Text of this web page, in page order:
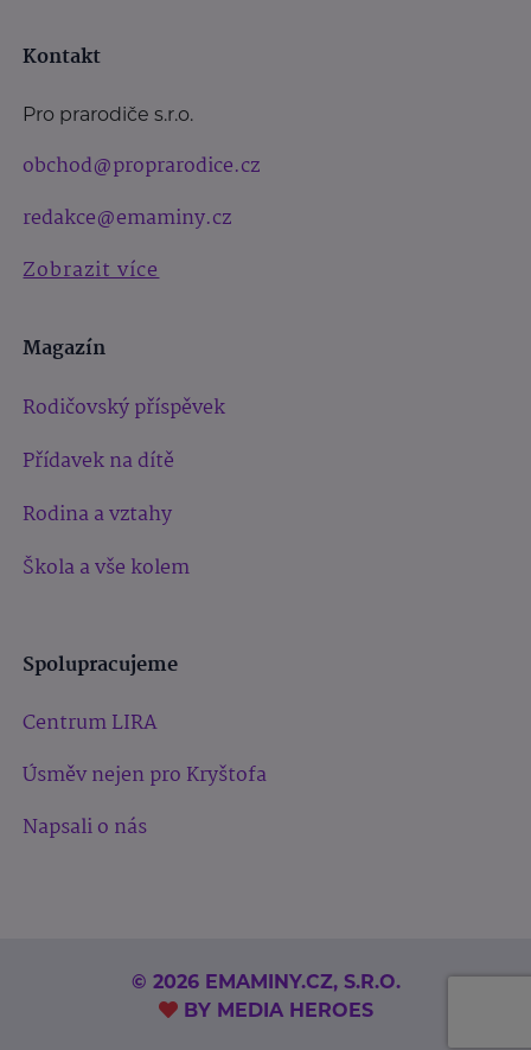
Kontakt
Pro prarodiče s.r.o.
obchod@proprarodice.cz
redakce@emaminy.cz
Zobrazit více
Magazín
Rodičovský příspěvek
Přídavek na dítě
Rodina a vztahy
Škola a vše kolem
Spolupracujeme
Centrum LIRA
Úsměv nejen pro Kryštofa
Napsali o nás
© 2026 EMAMINY.CZ, S.R.O.
BY MEDIA HEROES